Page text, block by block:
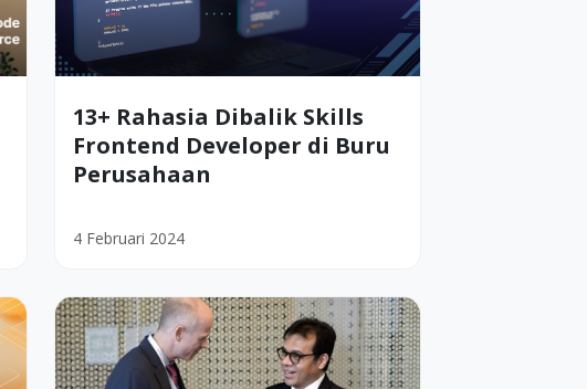
13+ Rahasia Dibalik Skills
Frontend Developer di Buru
Perusahaan
4 Februari 2024